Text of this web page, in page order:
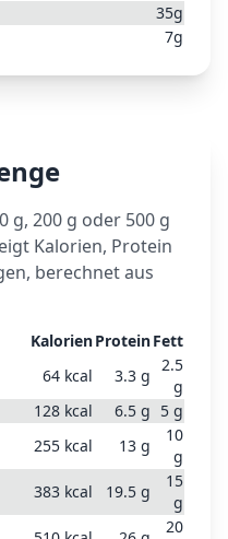
35g
7g
g, 200 g oder 500 g
Kalorien, Protein
berechnet aus
KalorienProteinFett
64 kcal 3.3 g
2.5
g
128 kcal 6.5 g 5 g
255 kcal 13 g
10
g
383 kcal 19.5 g
15
g
20